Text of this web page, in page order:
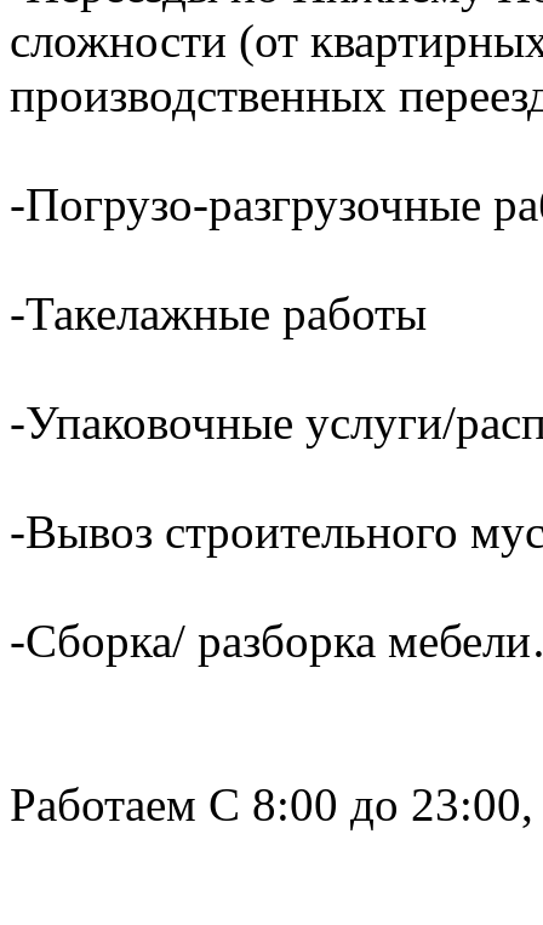
сложности (от
производственных
-Погрузо-разгрузочные
-Такелажные работы
-Упаковочные услуги/
-Вывоз строительного
-Сборка/ разборка
Работаем С 8:00 до